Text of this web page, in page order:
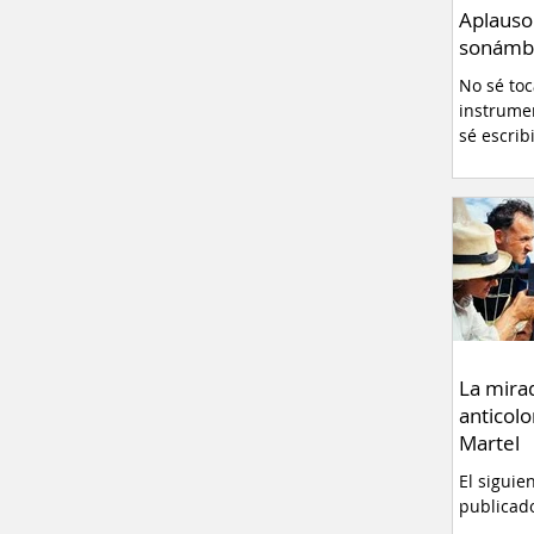
No sé
sé
La
Martel
El